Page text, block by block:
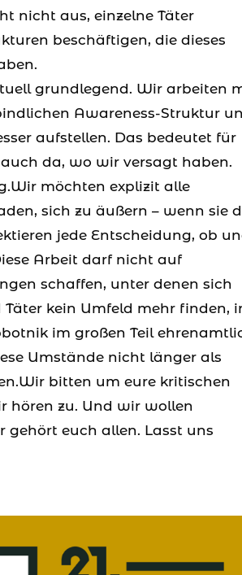
nicht aus, einzelne Täter
beschäftigen, die dieses
grundlegend. Wir arbeiten
Awareness-Struktur
aufstellen. Das bedeutet für
da, wo wir versagt haben.
möchten explizit alle
sich zu äußern – wenn sie
jede Entscheidung, ob
Arbeit darf nicht auf
schaffen, unter denen sich
kein Umfeld mehr finden,
im großen Teil
Umstände nicht länger als
bitten um eure kritischen
hören zu. Und wir wollen
gehört euch allen. Lasst uns